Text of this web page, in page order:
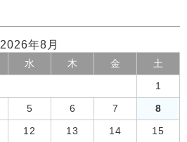
2026年8月
水 木 金 土
1
5 6 7 8
12 13 14 15